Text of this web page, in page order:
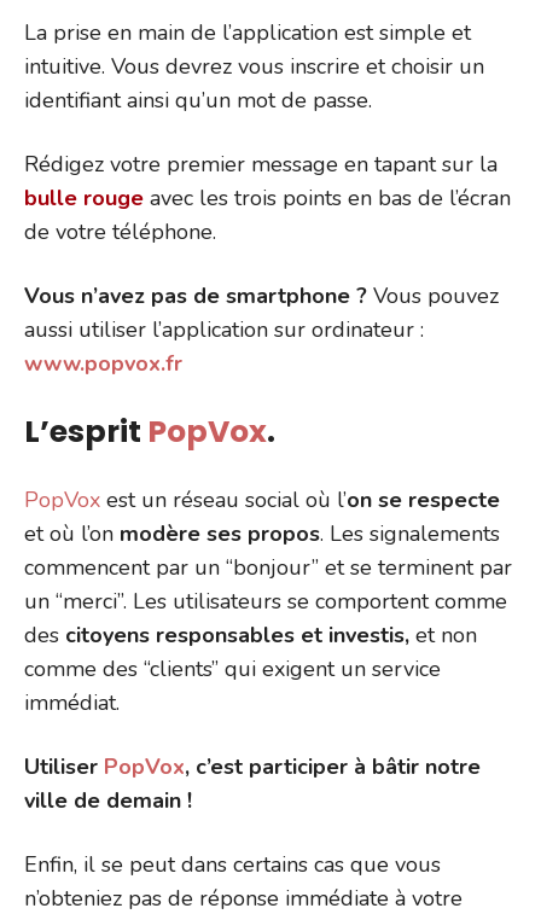
La prise en main de l’application est simple et
intuitive. Vous devrez vous inscrire et choisir un
identifiant ainsi qu’un mot de passe.
Rédigez votre premier message en tapant sur la
bulle rouge avec les trois points en bas de l’écran
de votre téléphone.
Vous n’avez pas de smartphone ? Vous pouvez
aussi utiliser l’application sur ordinateur :
www.popvox.fr
L’esprit PopVox.
PopVox est un réseau social où l’on se respecte
et où l’on modère ses propos. Les signalements
commencent par un “bonjour” et se terminent par
un “merci”. Les utilisateurs se comportent comme
des citoyens responsables et investis, et non
comme des “clients” qui exigent un service
immédiat.
Utiliser PopVox, c’est participer à bâtir notre
ville de demain !
Enfin, il se peut dans certains cas que vous
n’obteniez pas de réponse immédiate à votre